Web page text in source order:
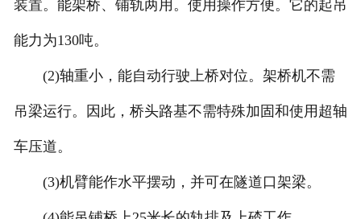
装置。能架桥、铺轨两用。使用操作方便。它的起吊
能力为130吨。
(2)轴重小，能自动行驶上桥对位。架桥机不需
吊梁运行。因此，桥头路基不需特殊加固和使用超轴
车压道。
(3)机臂能作水平摆动，并可在隧道口架梁。